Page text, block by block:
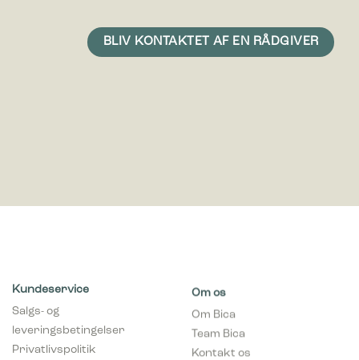
Kundeservice
Salgs- og
leveringsbetingelser
Privatlivspolitik
Om os
Om Bica
Team Bica
Kontakt os